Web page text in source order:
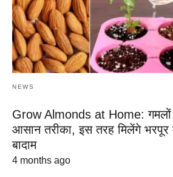
NEWS
Grow Almonds at Home: गमलों
आसान तरीका, इस तरह मिलेंगे भरपूर
बादाम
4 months ago